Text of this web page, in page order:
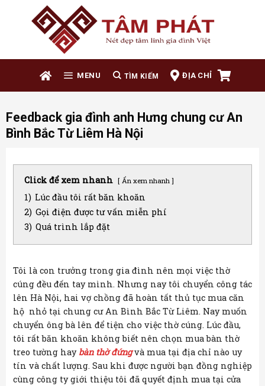
MENU ĐỊA CHỈ
Feedback gia đình anh Hưng chung cư An
Bình Bắc Từ Liêm Hà Nội
Click để xem nhanh Ẩn xem nhanh
1) Lúc đầu tôi rất băn khoăn
2) Gọi điện được tư vấn miễn phí
3) Quá trình lắp đặt
Tôi là con trưởng trong gia đình nên mọi việc thờ
cúng đều đến tay mình. Nhưng nay tôi chuyển công tác
lên Hà Nội, hai vợ chồng đã hoàn tất thủ tục mua căn
hộ nhỏ tại chung cư An Bình Bắc Từ Liêm. Nay muốn
chuyển ông bà lên để tiện cho việc thờ cúng. Lúc đầu,
tôi rất băn khoăn không biết nên chọn mua bàn thờ
treo tường hay bàn thờ đứngvà mua tại địa chỉ nào uy
tín và chất lượng. Sau khi được người bạn đồng nghiệp
cùng công ty giới thiệu tôi đã quyết định mua tại cửa